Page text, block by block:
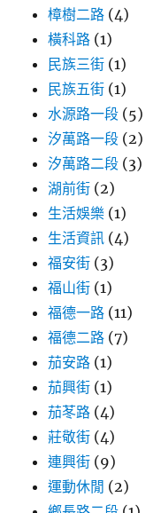
樟樹二路 (4)
橫科路 (1)
民族三街 (1)
民族五街 (1)
水源路一段 (5)
汐萬路一段 (2)
汐萬路二段 (3)
湖前街 (2)
生活娛樂 (1)
生活資訊 (4)
福安街 (3)
福山街 (1)
福德一路 (11)
福德二路 (7)
茄安路 (1)
茄興街 (1)
茄苳路 (4)
莊敬街 (4)
連興街 (9)
運動休閒 (2)